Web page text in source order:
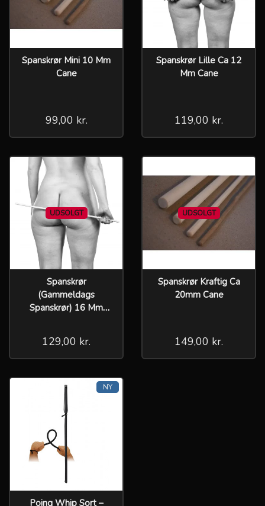
Spanskrør Mini 10 Mm
Cane
99,00 kr.
Spanskrør Lille Ca 12
Mm Cane
119,00 kr.
UDSOLGT
Spanskrør
(Gammeldags
Spanskrør) 16 Mm
129,00 kr.
UDSOLGT
Spanskrør Kraftig Ca
20mm Cane
149,00 kr.
NY
Poing Whip Sort –